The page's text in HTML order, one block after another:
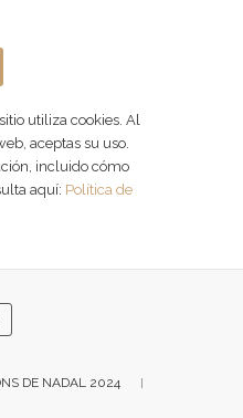
utiliza cookies. Al
aceptas su uso.
incluido cómo
aquí: Política de
DE NADAL 2024